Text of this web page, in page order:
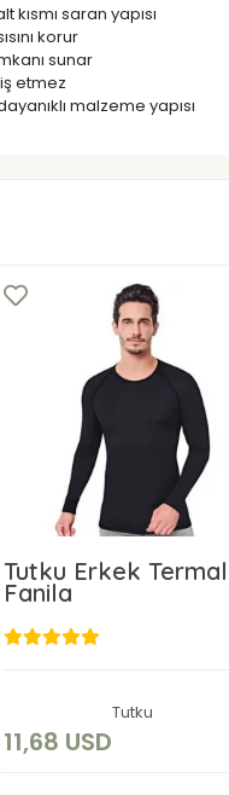
saran yapısı
korur
sunar
etmez
malzeme yapısı
Tutku Erkek Termal
Fanila
Tutku
11,68 USD
Sepete Ekle